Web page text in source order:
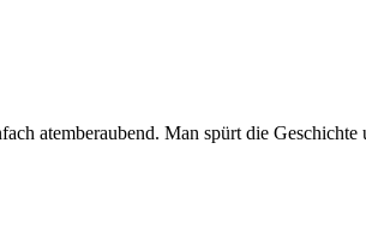
atemberaubend. Man spürt die